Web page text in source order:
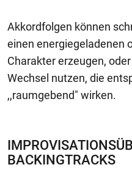
Akkordfolgen können
einen energiegeladenen
Charakter erzeugen,
Wechsel nutzen, die
,,raumgebend" wirken.
BACKINGTRACKS